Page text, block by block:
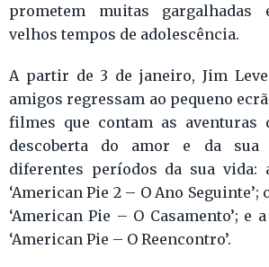
prometem muitas gargalhadas
velhos tempos de adolescência.
A partir de 3 de janeiro, Jim
amigos regressam ao pequeno
filmes que contam as aventuras
descoberta do amor e da sua
diferentes períodos da sua vida:
‘American Pie 2 – O Ano Seguinte’;
‘American Pie – O Casamento’; e
‘American Pie – O Reencontro’.